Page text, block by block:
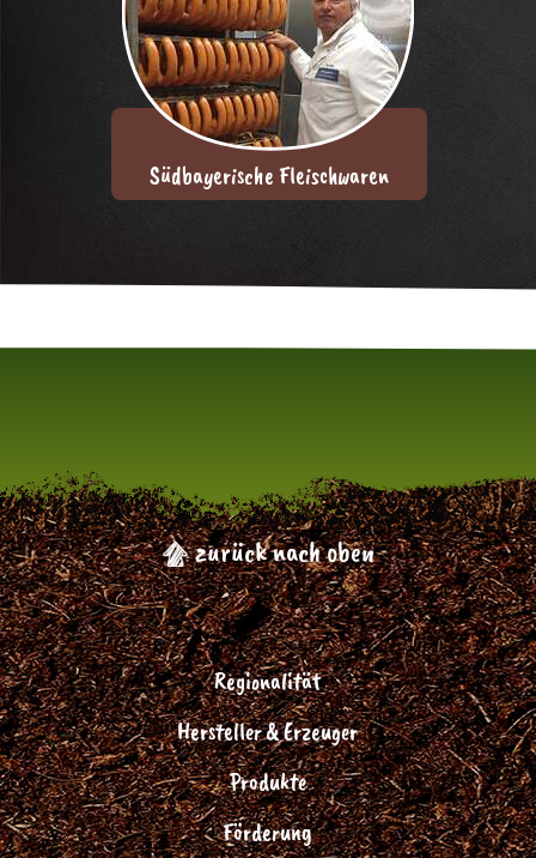
Südbayerische Fleischwaren
zurück nach oben
Regionalität
Hersteller & Erzeuger
Produkte
Förderung